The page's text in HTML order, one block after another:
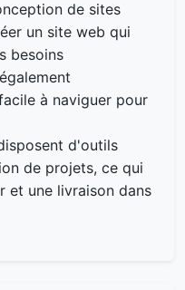
de sites
un site web qui
besoins
à naviguer pour
d'outils
de projets, ce qui
et une livraison dans